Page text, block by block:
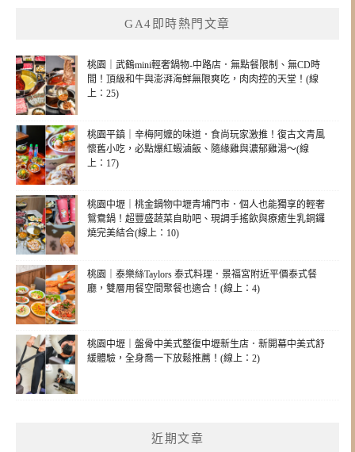
GA4即時熱門文章
桃園｜武鶴mini輕奢鍋物-中路店．無點餐限制、無CD時
間！頂級和牛與澎湃海鮮無限爽吃，肉肉控的天堂！(線
上：25)
桃園平鎮｜辛梅阿嬤的味道．食尚玩家激推！復古文青風
懷舊小吃，必點爆紅蝦滷飯、隨緣雞與濃郁雞湯～(線
上：17)
桃園中壢｜桃金鍋物中壢青埔門市．個人也能獨享的輕奢
鴛鴦鍋！超豐盛蔬菜自助吧、現調手搖飲與療癒生乳銅鑼
燒完美結合(線上：10)
桃園｜泰樂絲Taylors 泰式料理．景福宮附近平價泰式餐
廳，雙層用餐空間聚餐也適合！(線上：4)
桃園中壢｜盤骨中美式整復中壢新生店．新開幕中美式舒
緩體驗，全身喬一下放鬆推薦！(線上：2)
近期文章